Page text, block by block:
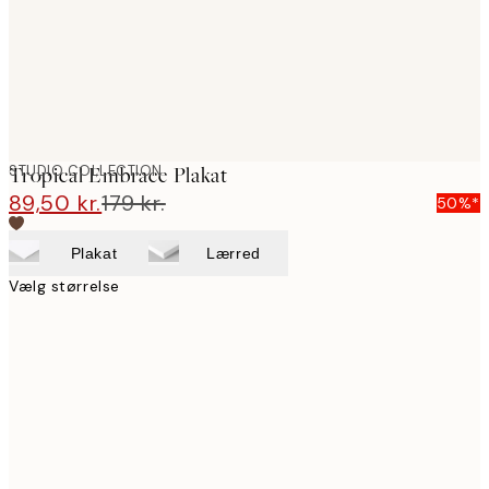
STUDIO COLLECTION
Tropical Embrace Plakat
89,50 kr.179 kr. 50%*
Plakat Lærred
Vælg størrelse